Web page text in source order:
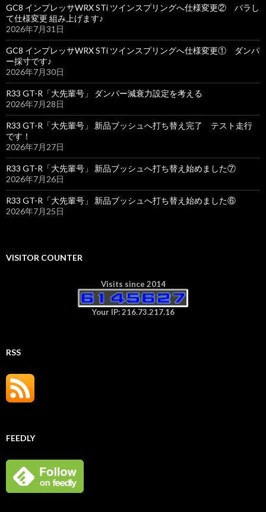
GC8 インプレッサWRX STi ツインスプリングへ仕様変更② バラし
て仕様変更 組み上げます♪
2026年7月31日
GC8 インプレッサWRX STi ツインスプリングへ仕様変更① ダンパ
ー採寸です♪
2026年7月30日
R33 GT-R「大先輩号」 ダンパー減衰力設定を考える
2026年7月28日
R33 GT-R「大先輩号」 新品ブッシュへ打ち替え完了 テスト走行
です！
2026年7月27日
R33 GT-R「大先輩号」 新品ブッシュへ打ち替え始めました⑦
2026年7月26日
R33 GT-R「大先輩号」 新品ブッシュへ打ち替え始めました⑥
2026年7月25日
VISITOR COUNTER
Visits since 2014
Your IP: 216.73.217.16
RSS
FEEDLY